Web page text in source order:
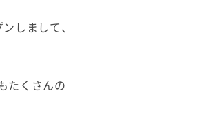
しまして、
たくさんの